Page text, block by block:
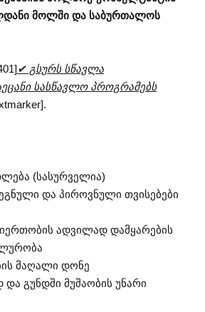
მოლში და საბურთალოს
✔ გსურს სწავლა
სასწავლო პროგრამებს
(სასურველია)
და პიროვნული თვისებები
ადვილად დამყარების
მაღალი დონე
გუნდში მუშაობის უნარი